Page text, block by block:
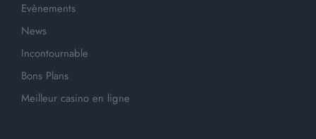
Evènements
News
Incontournable
Bons Plans
Meilleur casino en ligne